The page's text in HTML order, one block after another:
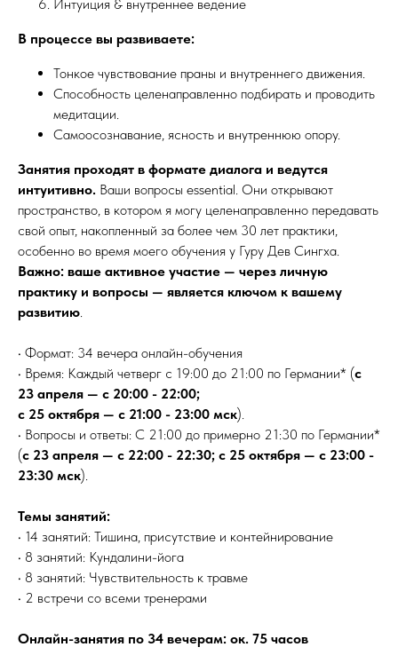
Интуиция & внутреннее ведение
В процессе вы развиваете:
Тонкое чувствование праны и внутреннего движения.
Способность целенаправленно подбирать и проводить
медитации.
Самоосознавание, ясность и внутреннюю опору.
Занятия проходят в формате диалога и ведутся
интуитивно. Ваши вопросы essential. Они открывают
пространство, в котором я могу целенаправленно передавать
свой опыт, накопленный за более чем 30 лет практики,
особенно во время моего обучения у Гуру Дев Сингха.
Важно: ваше активное участие — через личную
практику и вопросы — является ключом к вашему
развитию.
• Формат: 34 вечера онлайн-обучения
• Время: Каждый четверг с 19:00 до 21:00 по Германии* (с
23 апреля — с 20:00 - 22:00;
с 25 октября — с 21:00 - 23:00 мск).
• Вопросы и ответы: С 21:00 до примерно 21:30 по Германии*
(с 23 апреля — с 22:00 - 22:30; с 25 октября — с 23:00 -
23:30 мск).
Темы занятий:
• 14 занятий: Тишина, присутствие и контейнирование
• 8 занятий: Кундалини-йога
• 8 занятий: Чувствительность к травме
• 2 встречи со всеми тренерами
Онлайн-занятия по 34 вечерам: ок. 75 часов